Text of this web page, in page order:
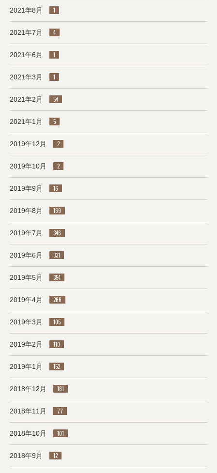
2021年8月 1
2021年7月 4
2021年6月 1
2021年3月 1
2021年2月 54
2021年1月 5
2019年12月 2
2019年10月 2
2019年9月 16
2019年8月 169
2019年7月 346
2019年6月 331
2019年5月 354
2019年4月 266
2019年3月 105
2019年2月 110
2019年1月 152
2018年12月 161
2018年11月 77
2018年10月 101
2018年9月 12